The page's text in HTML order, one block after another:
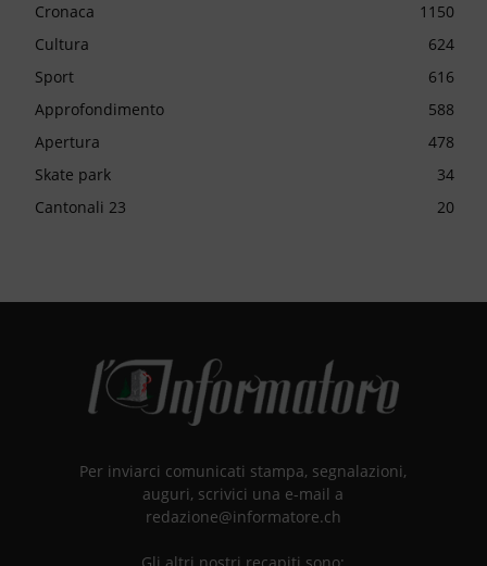
Cronaca
1150
Cultura
624
Sport
616
Approfondimento
588
Apertura
478
Skate park
34
Cantonali 23
20
Per inviarci comunicati stampa, segnalazioni,
auguri, scrivici una e-mail a
redazione@informatore.ch
Gli altri nostri recapiti sono: